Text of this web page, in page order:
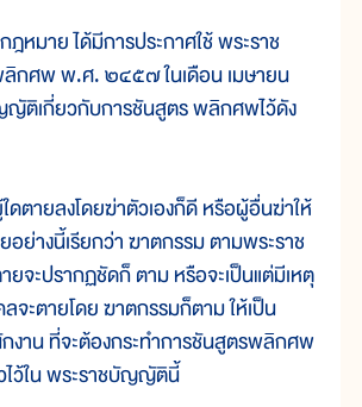
หมาย ได้มีการประกาศใช้ พระราช
ศพ พ.ศ. ๒๔๕๗ ในเดือน เมษายน
ติเกี่ยวกับการชันสูตร พลิกศพไว้ดัง
ดตายลงโดยฆ่าตัวเองก็ดี หรือผู้อื่นฆ่าให้
ย่างนี้เรียกว่า ฆาตกรรม ตามพระราช
จะปรากฏชัดก็ ตาม หรือจะเป็นแต่มีเหตุ
จะตายโดย ฆาตกรรมก็ตาม ให้เป็น
งาน ที่จะต้องกระทำการชันสูตรพลิกศพ
ว้ใน พระราชบัญญัตินี้